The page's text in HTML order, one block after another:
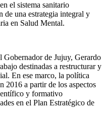
el sistema sanitario
una estrategia integral y
en Salud Mental.
Gobernador de Jujuy, Gerardo
destinadas a restructurar y
En ese marco, la política
2016 a partir de los aspectos
y formativo
en el Plan Estratégico de